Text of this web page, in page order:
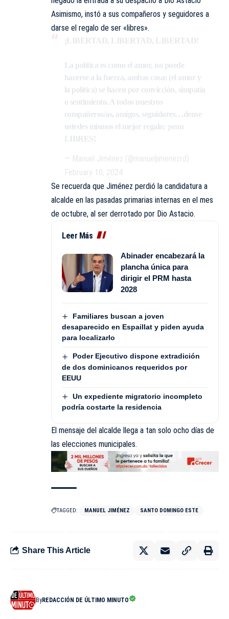
Asimismo, instó a sus compañeros y seguidores a
darse el regalo de ser «libres».
¡LIBERTAD, LIBERTAD, LIBERTAD!
La política es como el amor, no puede
hacerse a la fuerza, ambas cosas (el amor y
la política) se hacen por convicción, simpatía
o sentimiento. A todos nuestros
compañeros/as, amigos, seguidores…dense
ustedes mismos el mejor regalo; ¡sean
LIBRES!
— Manuel Jiménez (@manueljimenezrd)
February 10, 2024
Se recuerda que Jiménez perdió la candidatura a
alcalde en las pasadas primarias internas en el mes
de octubre, al ser derrotado por Dio Astacio.
Leer Más
Abinader encabezará la
plancha única para
dirigir el PRM hasta
2028
Familiares buscan a joven
desaparecido en Espaillat y piden ayuda
para localizarlo
Poder Ejecutivo dispone extradición
de dos dominicanos requeridos por
EEUU
Un expediente migratorio incompleto
podría costarte la residencia
El mensaje del alcalde llega a tan solo ocho días de
las elecciones municipales.
TAGGED: MANUEL JIMÉNEZ SANTO DOMINGO ESTE
Share This Article
ByREDACCIÓN DE ÚLTIMO MINUTO